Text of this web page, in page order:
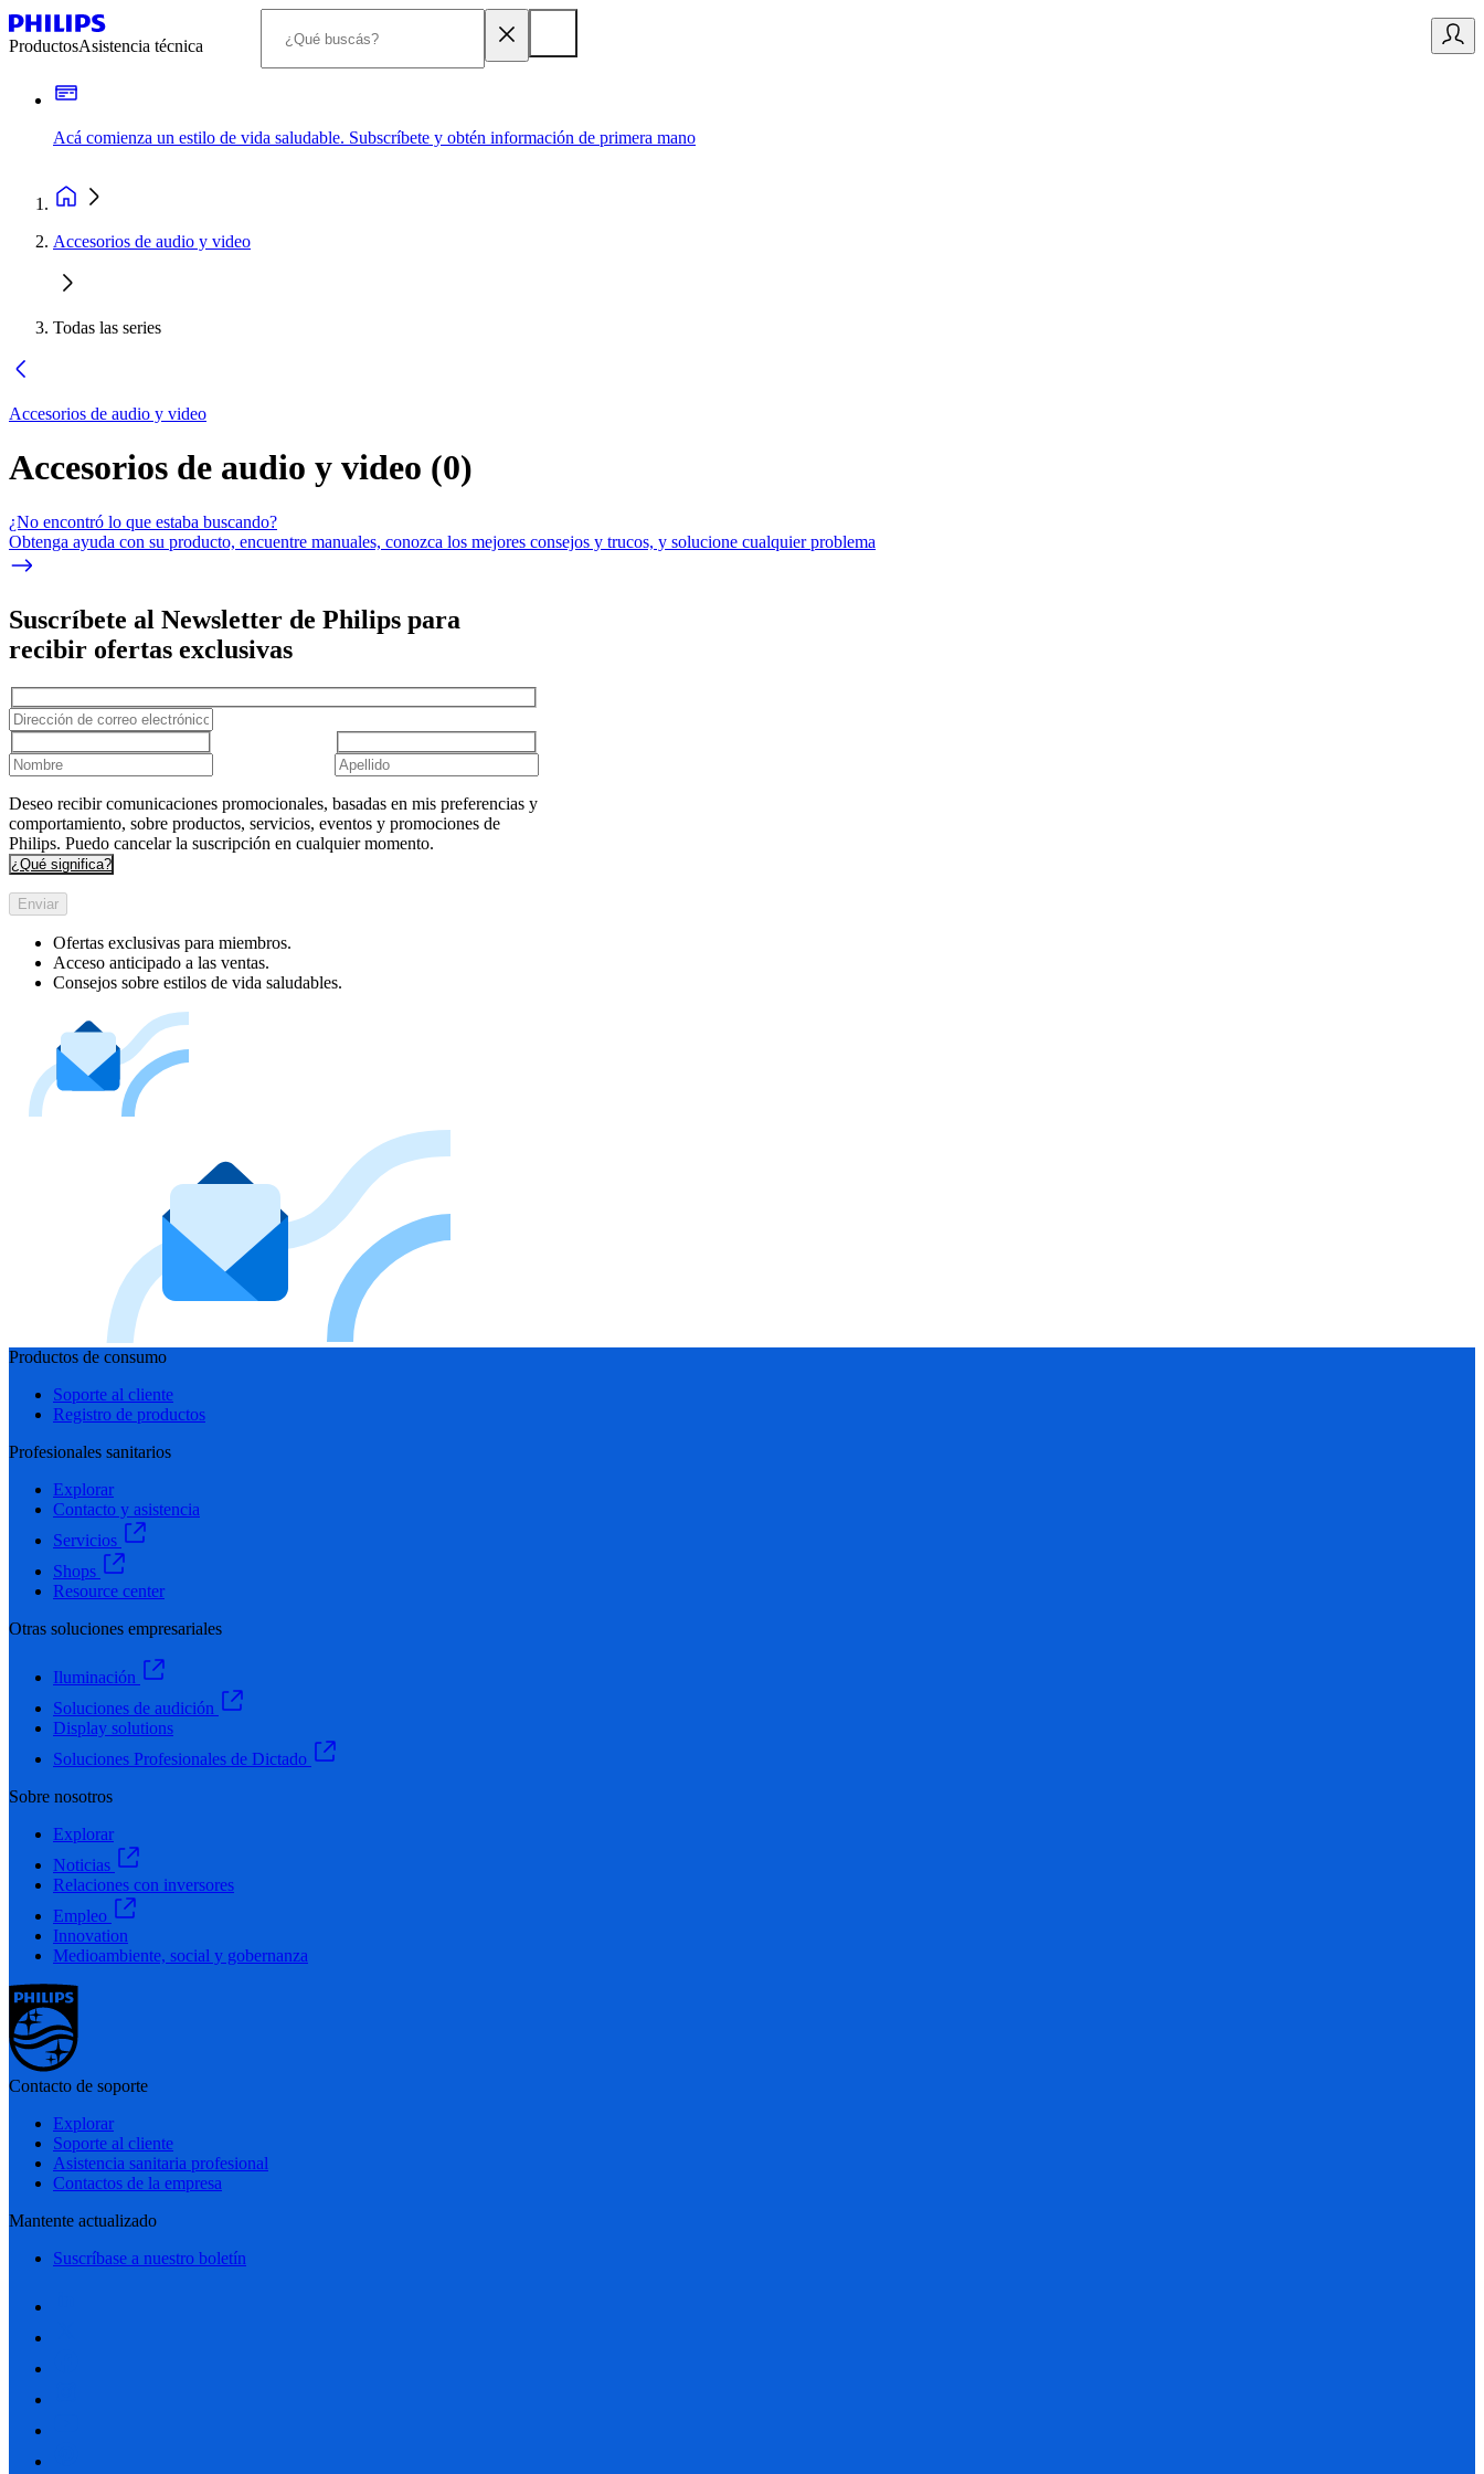
ProductosAsistencia técnica
Acá comienza un estilo de vida saludable. Subscríbete y obtén información de primera mano
Accesorios de audio y video
Todas las series
Accesorios de audio y video
Accesorios de audio y video (0)
¿No encontró lo que estaba buscando?
Obtenga ayuda con su producto, encuentre manuales, conozca los mejores consejos y trucos, y solucione cualquier problema
Suscríbete al Newsletter de Philips para
recibir ofertas exclusivas
Deseo recibir comunicaciones promocionales, basadas en mis preferencias y
comportamiento, sobre productos, servicios, eventos y promociones de
Philips. Puedo cancelar la suscripción en cualquier momento.
¿Qué significa?
Enviar
Ofertas exclusivas para miembros.
Acceso anticipado a las ventas.
Consejos sobre estilos de vida saludables.
Productos de consumo
Soporte al cliente
Registro de productos
Profesionales sanitarios
Explorar
Contacto y asistencia
Servicios
Shops
Resource center
Otras soluciones empresariales
Iluminación
Soluciones de audición
Display solutions
Soluciones Profesionales de Dictado
Sobre nosotros
Explorar
Noticias
Relaciones con inversores
Empleo
Innovation
Medioambiente, social y gobernanza
Contacto de soporte
Explorar
Soporte al cliente
Asistencia sanitaria profesional
Contactos de la empresa
Mantente actualizado
Suscríbase a nuestro boletín